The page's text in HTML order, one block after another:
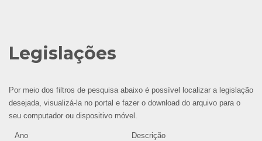
Legislações
Por meio dos filtros de pesquisa abaixo é possível localizar a legislação
desejada, visualizá-la no portal e fazer o download do arquivo para o
seu computador ou dispositivo móvel.
Ano Descrição